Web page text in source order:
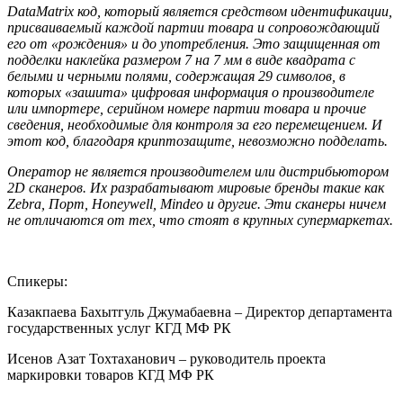
DataMatrix код, который является средством идентификации,
присваиваемый каждой партии товара и сопровождающий
его от «рождения» и до употребления. Это защищенная от
подделки наклейка размером 7 на 7 мм в виде квадрата с
белыми и черными полями, содержащая 29 символов, в
которых «зашита» цифровая информация о производителе
или импортере, серийном номере партии товара и прочие
сведения, необходимые для контроля за его перемещением. И
этот код, благодаря криптозащите, невозможно подделать.
Оператор не является производителем или дистрибьютором
2D сканеров. Их разрабатывают мировые бренды такие как
Zebrа, Порт, Honeywell, Mindeo и другие. Эти сканеры ничем
не отличаются от тех, что стоят в крупных супермаркетах.
Спикеры:
Казакпаева Бахытгуль Джумабаевна – Директор департамента
государственных услуг КГД МФ РК
Исенов Азат Тохтаханович – руководитель проекта
маркировки товаров КГД МФ РК